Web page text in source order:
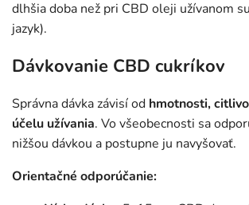
dlhšia doba než pri CBD oleji užívanom
jazyk).
Dávkovanie CBD cukríkov
Správna dávka závisí od hmotnosti,
účelu užívania. Vo všeobecnosti sa
nižšou dávkou a postupne ju navyšovať.
Orientačné odporúčanie: